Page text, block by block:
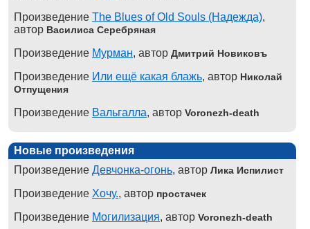
Произведение The Blues of Old Souls (Надежда),
автор Василиса Серебряная
Произведение Мурман, автор Дмитрий Новиковъ
Произведение Или ещё какая блажь, автор Николай
Отпущения
Произведение Вальгалла, автор Voronezh-death
Новые произведения
Произведение Девчонка-огонь, автор Лика Испилист
Произведение Хочу., автор простачек
Произведение Могилизация, автор Voronezh-death